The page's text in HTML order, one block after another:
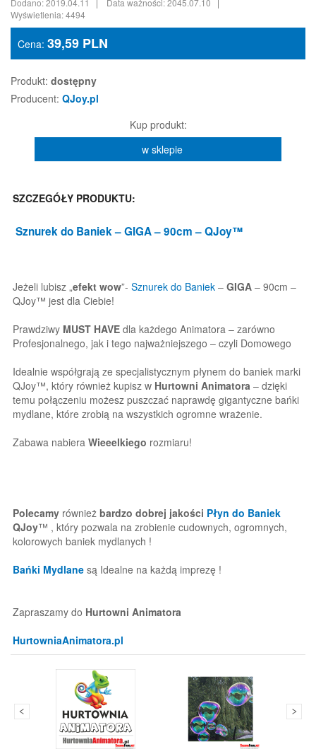
Wyświetlenia: 4494
Cena: 39,59 PLN
Produkt: dostępny
Producent: QJoy.pl
Kup produkt:
w sklepie
SZCZEGÓŁY PRODUKTU:
Sznurek do Baniek– GIGA – 90cm – QJoy™
Jeżeli lubisz „efekt wow”- Sznurek do Baniek – GIGA – 90cm –
QJoy™ jest dla Ciebie!
Prawdziwy MUST HAVE dla każdego Animatora – zarówno
Profesjonalnego, jak i tego najważniejszego – czyli Domowego
Idealnie współgrają ze specjalistycznym płynem do baniek marki
QJoy™, który również kupisz w Hurtowni Animatora – dzięki
temu połączeniu możesz puszczać naprawdę gigantyczne bańki
mydlane, które zrobią na wszystkich ogromne wrażenie.
Zabawa nabiera Wieeelkiego rozmiaru!
Polecamy również bardzo dobrej jakości Płyn do Baniek
QJoy™ , który pozwala na zrobienie cudownych, ogromnych,
kolorowych baniek mydlanych !
Bańki Mydlane są Idealne na każdą imprezę !
Zapraszamy do Hurtowni Animatora
HurtowniaAnimatora.pl